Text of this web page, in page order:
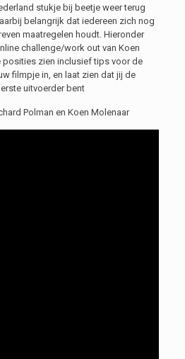
stukje bij beetje weer terug
belangrijk dat iedereen zich nog
maatregelen houdt. Hieronder
challenge/work out van Koen
posities zien inclusief tips voor de
filmpje in, en laat zien dat jij de
uitvoerder bent
Polman en Koen Molenaar